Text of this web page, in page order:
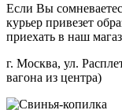
Если Вы
курьер привезет
приехать в наш
г. Москва, ул.
вагона из центра)